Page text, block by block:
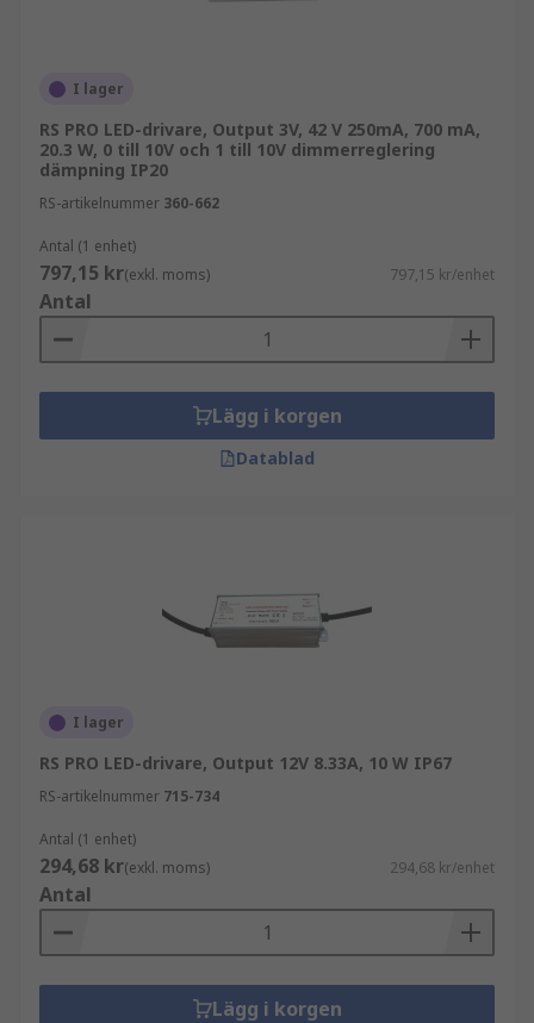
dem mycket användbara i kommersiell
stämningsbelysning. Dimningsfunktioner
inkluderar 0 till 10V,DMX och DALI.
Kompatibilitet
RS-sortimentet av LED-drivrutiner inkluderar
modeller med olika in-/uteffektnivåer och
konfigurationer för att passa din LED-
belysningsuppsättning. De finns också
innebär att din belysningsuppsättning inte
behöver hindras av miljöfaktorer.
dess vattenresistens. Lägre nummer som IP20 är
bäst lämpade för inomhusbruk. IP44 är lämplig
för användning i områden som kan komma i
kök. IP67 LED-drivrutiner är robusta och är
nedsänkta i vatten.
I lager
RS PRO LED-drivare, Output 3V, 42 V 250mA, 700 mA,
20.3 W, 0 till 10V och 1 till 10V dimmerreglering
dämpning IP20
RS-artikelnummer 360-662
Antal (1 enhet)
797,15 kr(exkl. moms) 797,15 kr/enhet
Antal
Lägg i korgen
Datablad
I lager
RS PRO LED-drivare, Output 12V 8.33A, 10 W IP67
RS-artikelnummer 715-734
Antal (1 enhet)
294,68 kr(exkl. moms) 294,68 kr/enhet
Antal
Lägg i korgen